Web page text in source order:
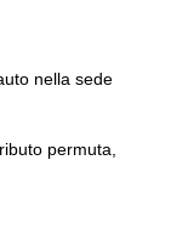
nella sede
permuta,